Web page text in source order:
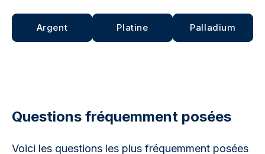
Argent Platine Palladium
Questions fréquemment posées
Voici les questions les plus fréquemment posées